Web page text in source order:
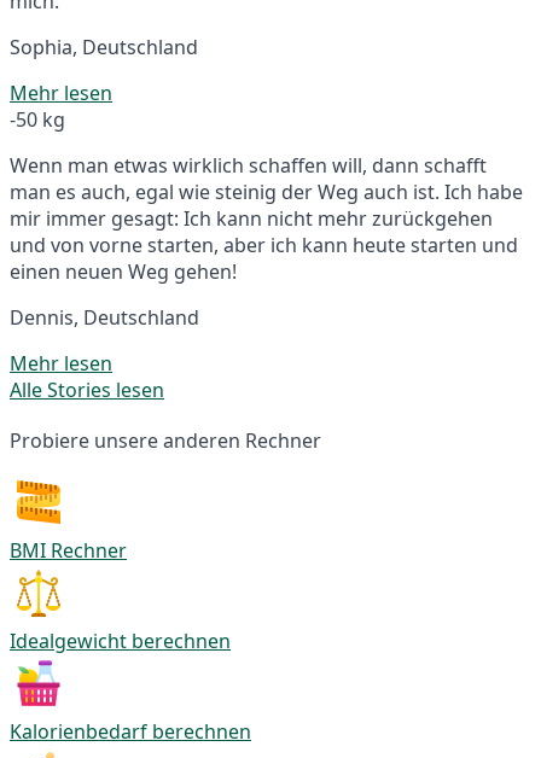
Sophia, Deutschland
Mehr lesen
-50 kg
Wenn man etwas wirklich schaffen will, dann schafft
man es auch, egal wie steinig der Weg auch ist. Ich habe
mir immer gesagt: Ich kann nicht mehr zurückgehen
und von vorne starten, aber ich kann heute starten und
einen neuen Weg gehen!
Dennis, Deutschland
Mehr lesen
Alle Stories lesen
Probiere unsere anderen Rechner
BMI Rechner
Idealgewicht berechnen
Kalorienbedarf berechnen